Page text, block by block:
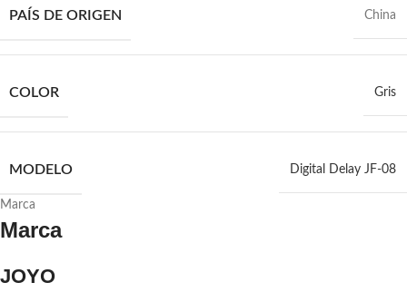
PAÍS DE ORIGEN China
COLOR Gris
MODELO Digital Delay JF-08
Marca
Marca
JOYO